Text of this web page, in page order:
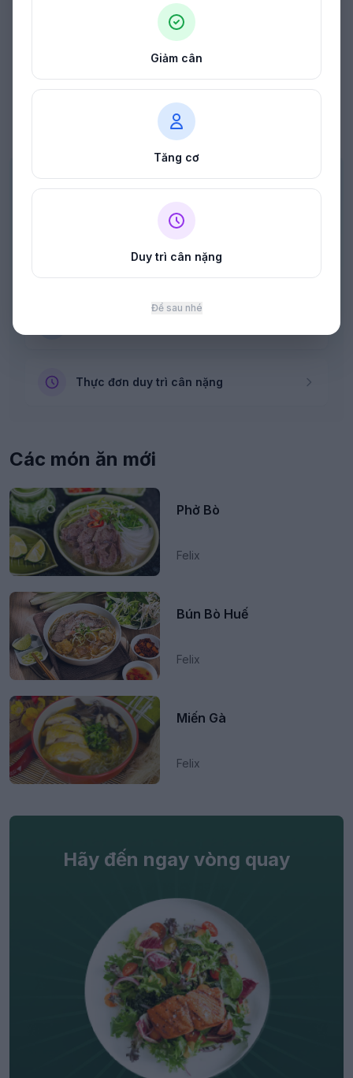
Giảm cân
Tăng cơ
Duy trì cân nặng
Để sau nhé
Tải kế hoạch bữa ăn miễn phí của bạn
hàng tuần dành riêng cho bạn.
Thực đơn duy trì cân nặng
Các món ăn mới
Phở Bò
Felix
Bún Bò Huế
Felix
Miến Gà
Felix
Hãy đến ngay vòng quay